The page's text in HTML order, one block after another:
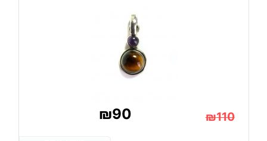
₪110
₪90